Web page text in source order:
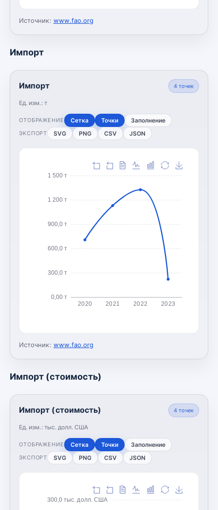
Источник: www.fao.org
Импорт
Импорт
Ед. изм.: т
4точек
ОТОБРАЖЕНИЕ Сетка Точки Заполнение
ЭКСПОРТ SVG PNG CSV JSON
0,00 т
300,0 т
600,0 т
900,0 т
1 200 т
1 500 т
2020 2021 2022 2023
Источник: www.fao.org
Импорт (стоимость)
Импорт (стоимость)
Ед. изм.: тыс. долл. США
4точек
ОТОБРАЖЕНИЕ Сетка Точки Заполнение
ЭКСПОРТ SVG PNG CSV JSON
300,0 тыс. долл. США